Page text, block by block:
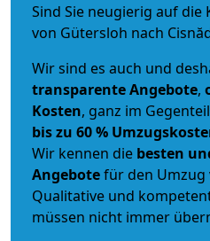
Sind Sie neugierig auf die
von Gütersloh nach
Wir sind es auch und
transparente Angebote,
Kosten, ganz im
bis zu 60 %
Wir kennen die besten
Angebotefür den Umzug
Qualitative und
müssen nicht immer